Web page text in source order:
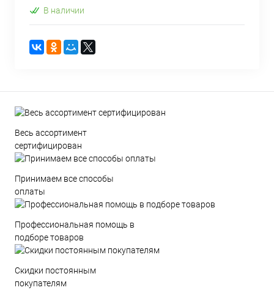
В наличии
Весь ассортимент
сертифицирован
Принимаем все способы
оплаты
Профессиональная помощь в
подборе товаров
Скидки постоянным
покупателям